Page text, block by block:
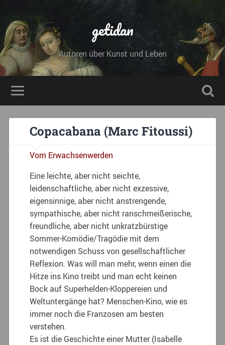
getidan
Autoren über Kunst und Leben
Copacabana (Marc Fitoussi)
Vom Erwachsenwerden
Eine leichte, aber nicht seichte,
leidenschaftliche, aber nicht exzessive,
eigensinnige, aber nicht anstrengende,
sympathische, aber nicht ranschmeißerische,
freundliche, aber nicht unkratzbürstige
Sommer-Komödie/Tragödie mit dem
notwendigen Schuss von gesellschaftlicher
Reflexion. Was will man mehr, wenn einen die
Hitze ins Kino treibt und man echt keinen
Bock auf Superhelden-Kloppereien und
Weltuntergänge hat? Menschen-Kino, wie es
immer noch die Franzosen am besten
verstehen.
Es ist die Geschichte einer Mutter (Isabelle